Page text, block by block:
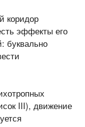
коридор
эффекты его
буквально
III), движение